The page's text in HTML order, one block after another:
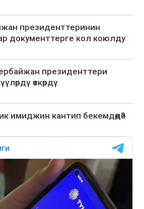
президенттеринин
документтерге кол коюлду
президенттери
өткөрдү
имиджин кантип бекемдөөдө?